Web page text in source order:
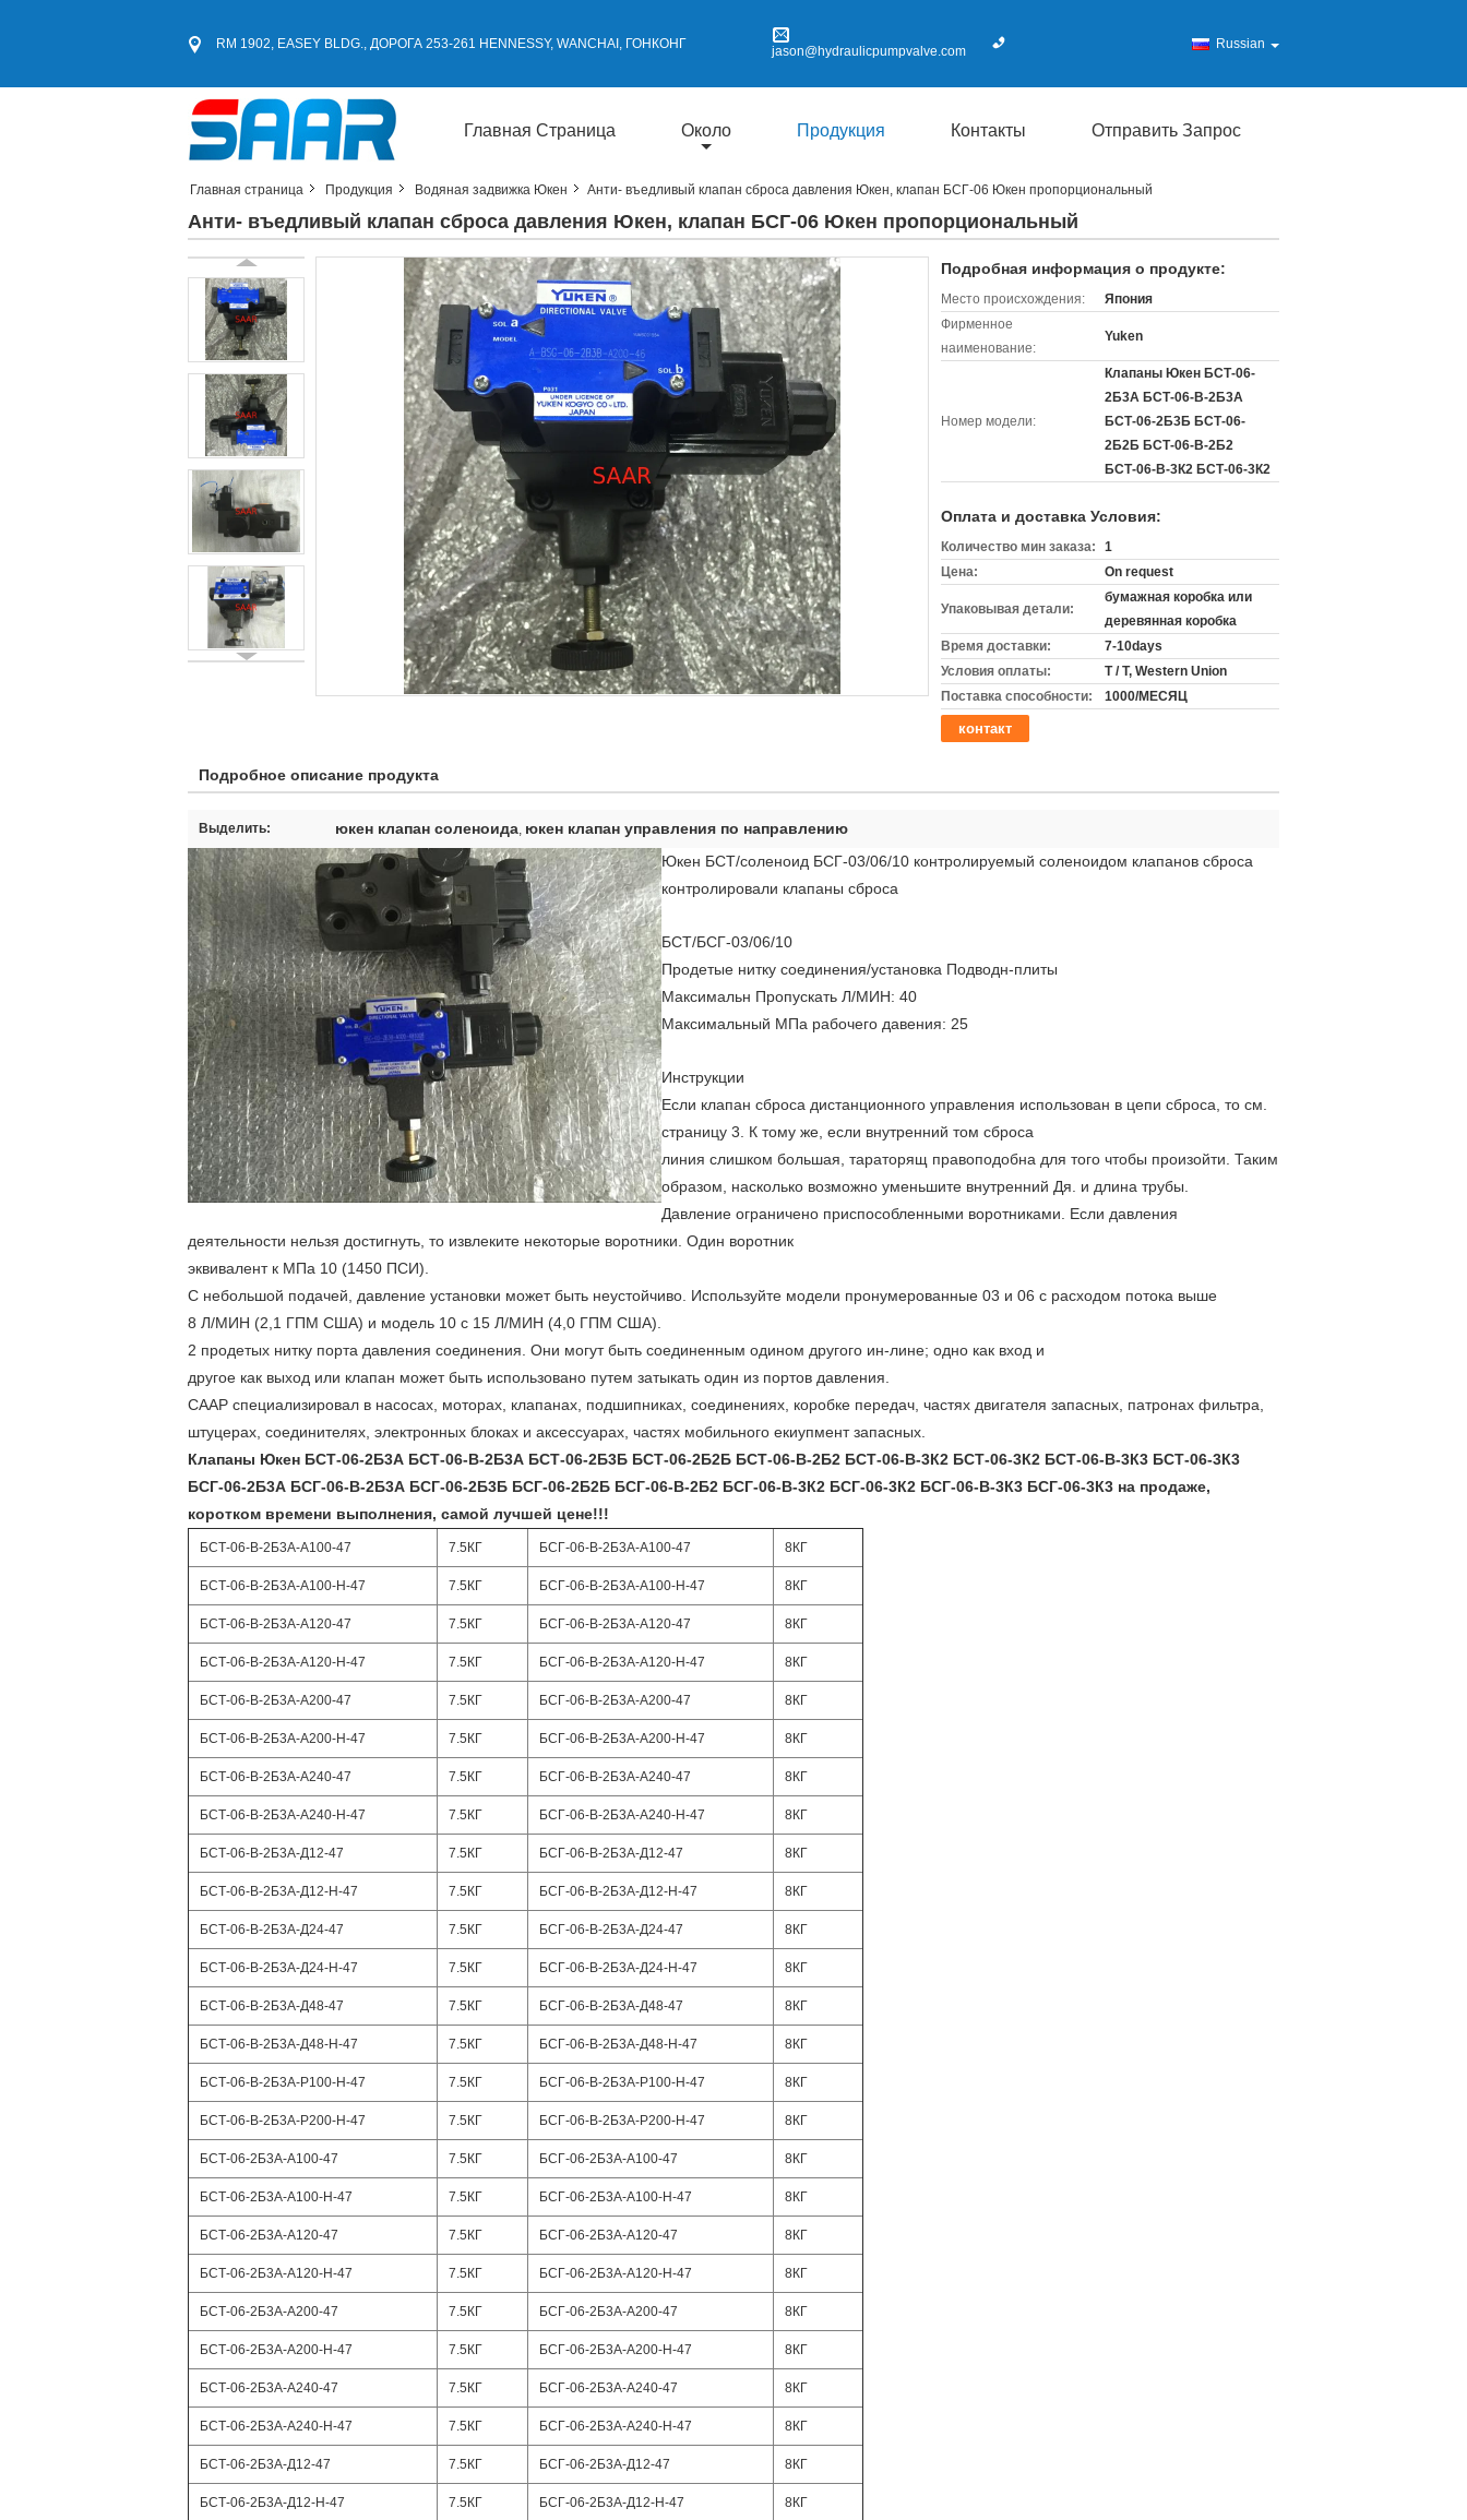
RM 1902, EASEY BLDG., ДОРОГА 253-261 HENNESSY, WANCHAI, ГОНКОНГ jason@hydraulicpumpvalve.com Russian
Главная Страница Около Продукция Контакты Отправить Запрос
Главная страница Продукция Водяная задвижка Юкен Анти- въедливый клапан сброса давления Юкен, клапан БСГ-06 Юкен пропорциональный
Анти- въедливый клапан сброса давления Юкен, клапан БСГ-06 Юкен пропорциональный
Подробная информация о продукте:
Место происхождения:
Япония
Фирменное
наименование:
Yuken
Номер модели:
Клапаны Юкен БСТ-06-
2Б3А БСТ-06-В-2Б3А
БСТ-06-2Б3Б БСТ-06-
2Б2Б БСТ-06-В-2Б2
БСТ-06-В-3К2 БСТ-06-3К2
Оплата и доставка Условия:
Количество мин заказа:
1
Цена:
On request
Упаковывая детали:
бумажная коробка или
деревянная коробка
Время доставки:
7-10days
Условия оплаты:
T / T, Western Union
Поставка способности:
1000/МЕСЯЦ
контакт
Подробное описание продукта
Выделить: юкен клапан соленоида, юкен клапан управления по направлению
Юкен БСТ/соленоид БСГ-03/06/10 контролируемый соленоидом клапанов сброса
контролировали клапаны сброса
БСТ/БСГ-03/06/10
Продетые нитку соединения/установка Подводн-плиты
Максимальн Пропускать Л/МИН: 40
Максимальный МПа рабочего давения: 25
Инструкции
Если клапан сброса дистанционного управления использован в цепи сброса, то см.
страницу 3. К тому же, если внутренний том сброса
линия слишком большая, тараторящ правоподобна для того чтобы произойти. Таким
образом, насколько возможно уменьшите внутренний Дя. и длина трубы.
Давление ограничено приспособленными воротниками. Если давления
деятельности нельзя достигнуть, то извлеките некоторые воротники. Один воротник
эквивалент к МПа 10 (1450 ПСИ).
С небольшой подачей, давление установки может быть неустойчиво. Используйте модели пронумерованные 03 и 06 с расходом потока выше
8 Л/МИН (2,1 ГПМ США) и модель 10 с 15 Л/МИН (4,0 ГПМ США).
2 продетых нитку порта давления соединения. Они могут быть соединенным одином другого ин-лине; одно как вход и
другое как выход или клапан может быть использовано путем затыкать один из портов давления.
СААР специализировал в насосах, моторах, клапанах, подшипниках, соединениях, коробке передач, частях двигателя запасных, патронах фильтра,
штуцерах, соединителях, электронных блоках и аксессуарах, частях мобильного екиупмент запасных.
Клапаны Юкен БСТ-06-2Б3А БСТ-06-В-2Б3А БСТ-06-2Б3Б БСТ-06-2Б2Б БСТ-06-В-2Б2 БСТ-06-В-3К2 БСТ-06-3К2 БСТ-06-В-3К3 БСТ-06-3К3
БСГ-06-2Б3А БСГ-06-В-2Б3А БСГ-06-2Б3Б БСГ-06-2Б2Б БСГ-06-В-2Б2 БСГ-06-В-3К2 БСГ-06-3К2 БСГ-06-В-3К3 БСГ-06-3К3 на продаже,
коротком времени выполнения, самой лучшей цене!!!
БСТ-06-В-2Б3А-А100-47 7.5КГ БСГ-06-В-2Б3А-А100-47 8КГ
БСТ-06-В-2Б3А-А100-Н-47 7.5КГ БСГ-06-В-2Б3А-А100-Н-47 8КГ
БСТ-06-В-2Б3А-А120-47 7.5КГ БСГ-06-В-2Б3А-А120-47 8КГ
БСТ-06-В-2Б3А-А120-Н-47 7.5КГ БСГ-06-В-2Б3А-А120-Н-47 8КГ
БСТ-06-В-2Б3А-А200-47 7.5КГ БСГ-06-В-2Б3А-А200-47 8КГ
БСТ-06-В-2Б3А-А200-Н-47 7.5КГ БСГ-06-В-2Б3А-А200-Н-47 8КГ
БСТ-06-В-2Б3А-А240-47 7.5КГ БСГ-06-В-2Б3А-А240-47 8КГ
БСТ-06-В-2Б3А-А240-Н-47 7.5КГ БСГ-06-В-2Б3А-А240-Н-47 8КГ
БСТ-06-В-2Б3А-Д12-47 7.5КГ БСГ-06-В-2Б3А-Д12-47 8КГ
БСТ-06-В-2Б3А-Д12-Н-47 7.5КГ БСГ-06-В-2Б3А-Д12-Н-47 8КГ
БСТ-06-В-2Б3А-Д24-47 7.5КГ БСГ-06-В-2Б3А-Д24-47 8КГ
БСТ-06-В-2Б3А-Д24-Н-47 7.5КГ БСГ-06-В-2Б3А-Д24-Н-47 8КГ
БСТ-06-В-2Б3А-Д48-47 7.5КГ БСГ-06-В-2Б3А-Д48-47 8КГ
БСТ-06-В-2Б3А-Д48-Н-47 7.5КГ БСГ-06-В-2Б3А-Д48-Н-47 8КГ
БСТ-06-В-2Б3А-Р100-Н-47 7.5КГ БСГ-06-В-2Б3А-Р100-Н-47 8КГ
БСТ-06-В-2Б3А-Р200-Н-47 7.5КГ БСГ-06-В-2Б3А-Р200-Н-47 8КГ
БСТ-06-2Б3А-А100-47 7.5КГ БСГ-06-2Б3А-А100-47 8КГ
БСТ-06-2Б3А-А100-Н-47 7.5КГ БСГ-06-2Б3А-А100-Н-47 8КГ
БСТ-06-2Б3А-А120-47 7.5КГ БСГ-06-2Б3А-А120-47 8КГ
БСТ-06-2Б3А-А120-Н-47 7.5КГ БСГ-06-2Б3А-А120-Н-47 8КГ
БСТ-06-2Б3А-А200-47 7.5КГ БСГ-06-2Б3А-А200-47 8КГ
БСТ-06-2Б3А-А200-Н-47 7.5КГ БСГ-06-2Б3А-А200-Н-47 8КГ
БСТ-06-2Б3А-А240-47 7.5КГ БСГ-06-2Б3А-А240-47 8КГ
БСТ-06-2Б3А-А240-Н-47 7.5КГ БСГ-06-2Б3А-А240-Н-47 8КГ
БСТ-06-2Б3А-Д12-47 7.5КГ БСГ-06-2Б3А-Д12-47 8КГ
БСТ-06-2Б3А-Д12-Н-47 7.5КГ БСГ-06-2Б3А-Д12-Н-47 8КГ